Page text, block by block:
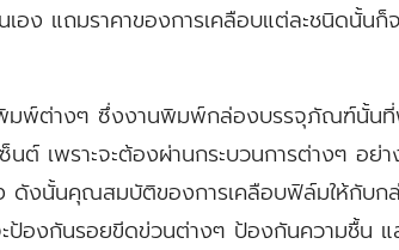
ง แถมราคาของการเคลือบแต่ละชนิดนั้นก็
มพ์ต่างๆ ซึ่งงานพิมพ์กล่องบรรจุภัณฑ์นั้น
ต์ เพราะจะต้องผ่านกระบวนการต่างๆ อย่
ดังนั้นคุณสมบัติของการเคลือบฟิล์มให้กับก
ป้องกันรอยขีดข่วนต่างๆ ป้องกันความชื้น แ